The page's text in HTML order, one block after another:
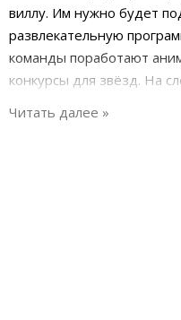
виллу. Им нужно будет
развлекательную
команды поработают
конкурсы для звёзд. На
Перед ними будет стена